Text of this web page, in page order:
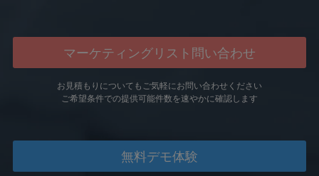
マーケティングリスト問い合わせ
お見積もりについてもご気軽にお問い合わせください
ご希望条件での提供可能件数を速やかに確認します
無料デモ体験